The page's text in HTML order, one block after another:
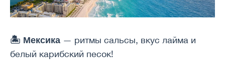
🏝️ Мексика — ритмы сальсы, вкус лайма и
белый карибский песок!